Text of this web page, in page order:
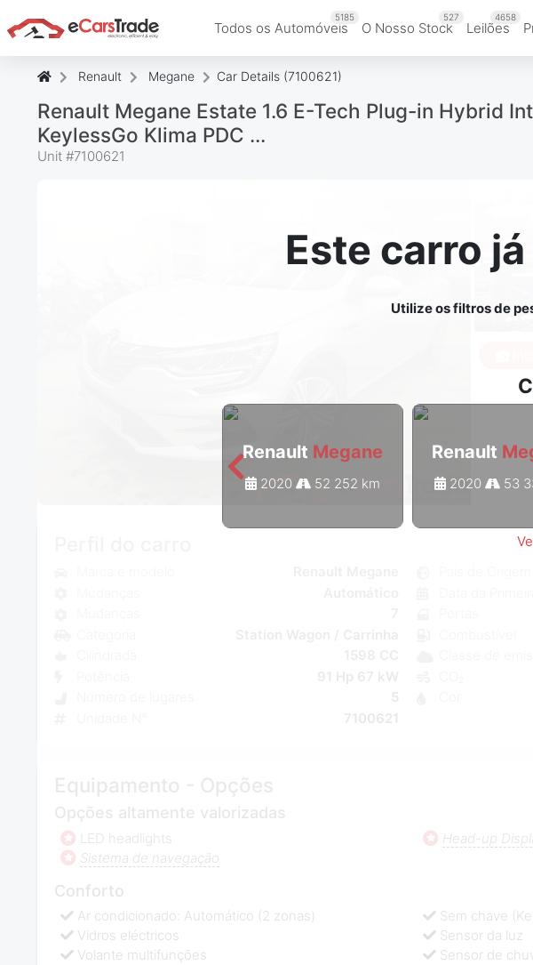
Todos os Automóveis
5185
O Nosso Stock
527
Leilões
4658
Renault Megane Car Details (7100621)
Renault Megane Estate 1.6 E-Tech Plug-in Hybrid
KeylessGo Klima PDC ...
Unit #7100621
Este carro
Utilize os filtros de
Renault Megane
2020 52 252 km
Renault
2020 53
7100621
LED headlights
Head-up
Sistema de navegação
Conforto
Ar condicionado: Automático (2 zonas)
Vidros eléctricos
Sem chave
Sensor da luz
Volante multifunções
Sensor de